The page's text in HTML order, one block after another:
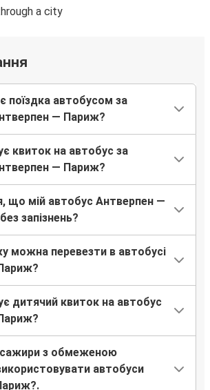
поїздка автобусом за
— Париж?
квиток на автобус за
— Париж?
що мій автобус Антверпен —
запізнень?
можна перевезти в автобусі
дитячий квиток на автобус
з обмеженою
автобуси